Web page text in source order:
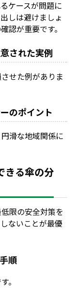
ケースが問題に
しは避けましょ
認が重要です。
された実例
せた例がありま
のポイント
滑な地域関係に
きる傘の分
限の安全対策を
ないことが最優
順
。